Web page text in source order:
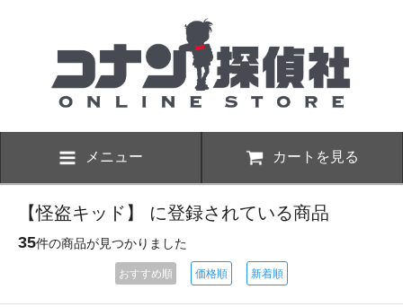
メニュー カートを見る
【怪盗キッド】 に登録されている商品
35件の商品が見つかりました
おすすめ順 価格順 新着順